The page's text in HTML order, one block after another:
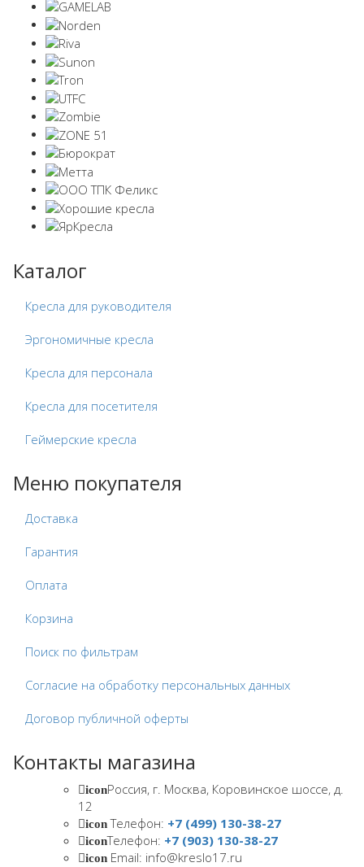
Каталог
Кресла для руководителя
Эргономичные кресла
Кресла для персонала
Кресла для посетителя
Геймерские кресла
Меню покупателя
Доставка
Гарантия
Оплата
Корзина
Поиск по фильтрам
Согласие на обработку персональных данных
Договор публичной оферты
Контакты магазина
iconРоссия, г. Москва, Коровинское шоссе, д.
12
iconТелефон: +7 (499) 130-38-27
iconТелефон: +7 (903) 130-38-27
icon Email: info@kreslo17.ru